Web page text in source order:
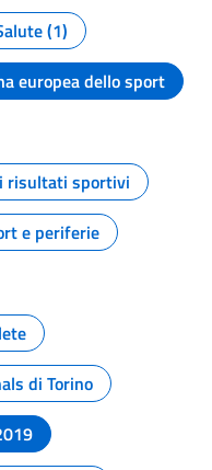
(1)
europea dello sport
risultati sportivi
e periferie
di Torino